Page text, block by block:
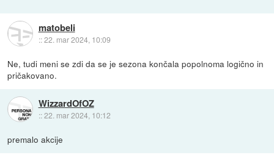
matobeli
::22. mar 2024, 10:09
Ne, tudi meni se zdi da se je sezona končala popolnoma logično in
pričakovano.
WizzardOfOZ
::22. mar 2024, 10:12
premalo akcije